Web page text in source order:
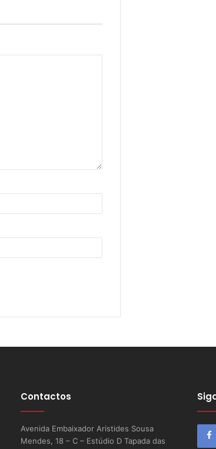
Contactos
Avenida Embaixador Aristides Sousa
Mendes, 18 – C – Estúdio D Tapada das